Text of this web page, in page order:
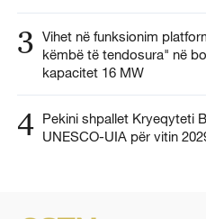
3 Vihet në funksionim
këmbë të tendosura" në
kapacitet 16 MW
4 Pekini shpallet Kryeqyteti
UNESCO-UIA për vitin